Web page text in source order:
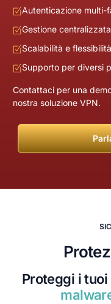
Autenticazione multi-
Gestione centralizzata
Scalabilità e flessibilità
Supporto per diversi
Contattaci per una
nostra soluzione VPN.
SIC
Proteggi i